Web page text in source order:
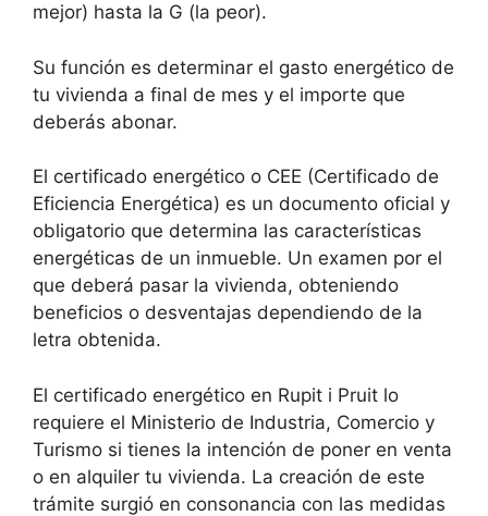
mejor) hasta la G (la peor).
Su función es determinar el gasto energético de
tu vivienda a final de mes y el importe que
deberás abonar.
El certificado energético o CEE (Certificado de
Eficiencia Energética) es un documento oficial y
obligatorio que determina las características
energéticas de un inmueble. Un examen por el
que deberá pasar la vivienda, obteniendo
beneficios o desventajas dependiendo de la
letra obtenida.
El certificado energético en Rupit i Pruit lo
requiere el Ministerio de Industria, Comercio y
Turismo si tienes la intención de poner en venta
o en alquiler tu vivienda. La creación de este
trámite surgió en consonancia con las medidas